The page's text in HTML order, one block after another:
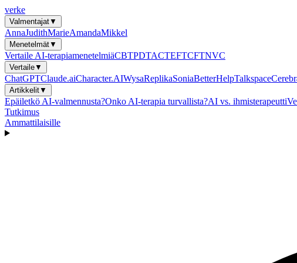
verke
Valmentajat▼
AnnaJudithMarieAmandaMikkel
Menetelmät▼
Vertaile AI-terapiamenetelmiäCBTPDTACTEFTCFTNVC
Vertaile▼
ChatGPTClaude.aiCharacter.AIWysaReplikaSoniaBetterHelpTalkspace
Artikkelit▼
Epäiletkö AI-valmennusta?Onko AI-terapia turvallista?AI vs. ihmisterapeutti
Tutkimus
Ammattilaisille